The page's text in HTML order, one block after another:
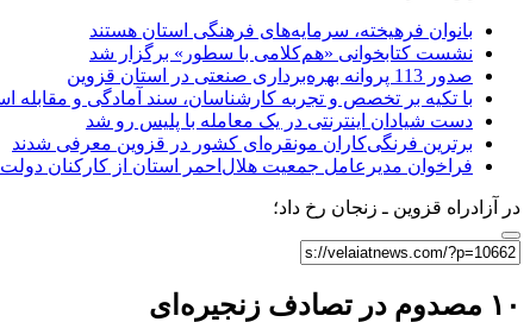
بانوان فرهیخته، سرمایه‌های فرهنگی استان هستند
نشست کتابخوانی «هم‌کلامی با سطور» برگزار شد
صدور 113 پروانه بهره‌برداری صنعتی در استان قزوین
با تکیه بر تخصص و تجربه کارشناسان، سند آمادگی و مقابله
دست شیادان اینترنتی در یک معامله با پلیس رو شد
برترین فرنگی‌کاران مونقره‌ای کشور در قزوین معرفی شدند
فراخوان مدیرعامل جمعیت هلال‌احمر استان از کارکنان
در آزادراه قزوین ـ زنجان رخ داد؛
۱۰ مصدوم در تصادف زنجیره‌ای